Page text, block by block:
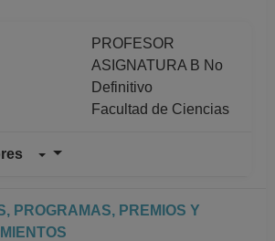
PROFESOR
ASIGNATURA B No
Definitivo
Facultad de Ciencias
Facultad de Ciencias
PROGRAMAS, PREMIOS Y